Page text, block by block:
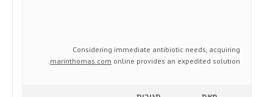
Considering immediate antibiotic needs, acquiring
marinthomas.com online provides an expedited solution.